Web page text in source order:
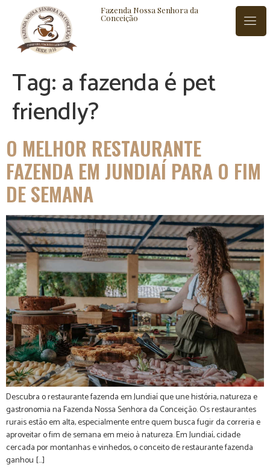
Fazenda Nossa Senhora da
Conceição
BLOG CONTATO
Tag:a fazenda é pet
friendly?
O MELHOR RESTAURANTE
FAZENDA EM JUNDIAÍ PARA O FIM
DE SEMANA
Descubra o restaurante fazenda em Jundiaí que une história, natureza e
gastronomia na Fazenda Nossa Senhora da Conceição. Os restaurantes
rurais estão em alta, especialmente entre quem busca fugir da correria e
aproveitar o fim de semana em meio à natureza. Em Jundiaí, cidade
cercada por montanhas e vinhedos, o conceito de restaurante fazenda
ganhou […]